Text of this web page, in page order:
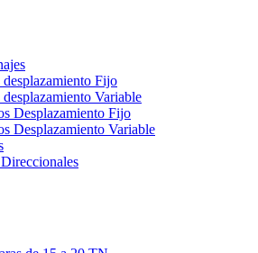
Fijo
Variable
Desplazamiento Fijo
Desplazamiento Variable